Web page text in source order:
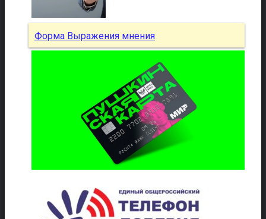
Форма Выражения мнения